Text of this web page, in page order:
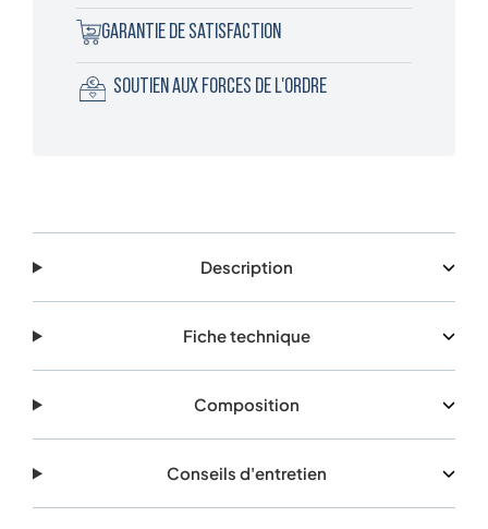
GARANTIE DE SATISFACTION
SOUTIEN AUX FORCES DE L'ORDRE
Description
Fiche technique
Composition
Conseils d'entretien